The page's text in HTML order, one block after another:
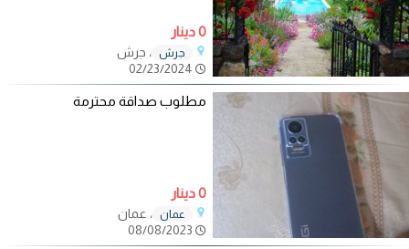
0 دينار
جرش ، جرش
مطلوب صداقة محترمة
0 دينار
عمان ، عمان